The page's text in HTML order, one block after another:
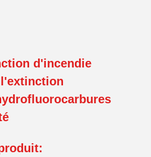
d'incendie
l'extinction